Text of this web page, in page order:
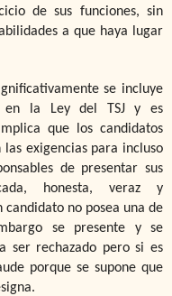
de sus funciones, sin
a que haya lugar
se incluye
la Ley del TSJ y es
que los candidatos
exigencias para incluso
de presentar sus
honesta, veraz y
no posea una de
se presente y se
ser rechazado pero si es
porque se supone que